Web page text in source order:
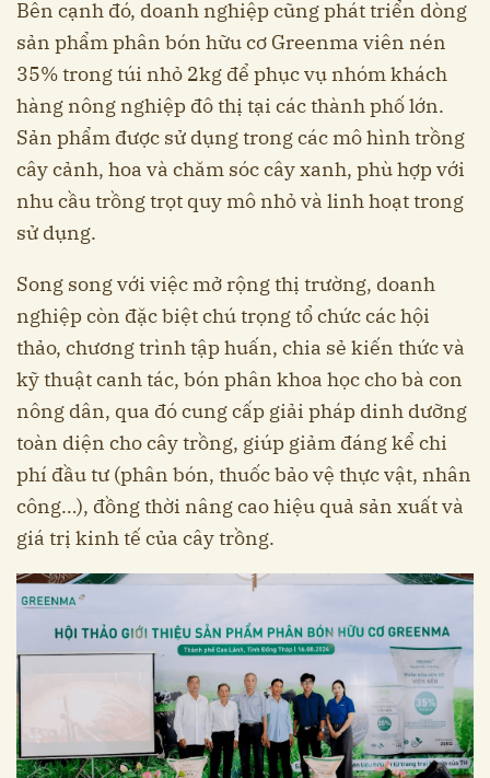
Bên cạnh đó, doanh nghiệp cũng phát triển dòng
sản phẩm phân bón hữu cơ Greenma viên nén
35% trong túi nhỏ 2kg để phục vụ nhóm khách
hàng nông nghiệp đô thị tại các thành phố lớn.
Sản phẩm được sử dụng trong các mô hình trồng
cây cảnh, hoa và chăm sóc cây xanh, phù hợp với
nhu cầu trồng trọt quy mô nhỏ và linh hoạt trong
sử dụng.
Song song với việc mở rộng thị trường, doanh
nghiệp còn đặc biệt chú trọng tổ chức các hội
thảo, chương trình tập huấn, chia sẻ kiến thức và
kỹ thuật canh tác, bón phân khoa học cho bà con
nông dân, qua đó cung cấp giải pháp dinh dưỡng
toàn diện cho cây trồng, giúp giảm đáng kể chi
phí đầu tư (phân bón, thuốc bảo vệ thực vật, nhân
công…), đồng thời nâng cao hiệu quả sản xuất và
giá trị kinh tế của cây trồng.